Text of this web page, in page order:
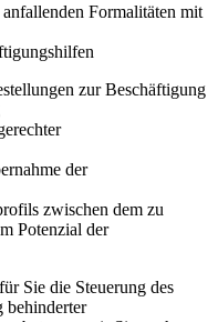
Formalitäten mit
zur Beschäftigung
der
zwischen dem zu
Potenzial der
Sie die Steuerung des
behinderter